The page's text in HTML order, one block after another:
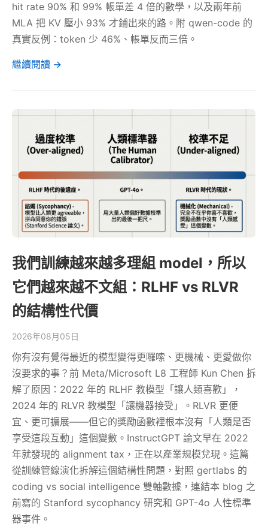
hit rate 90% 和 99% 帳單差 4 倍的數學，以及兩年前
MLA 把 KV 壓小 93% 才鋪出來的路。附 qwen-code 的
真實反例：token 少 46%、帳單反而三倍。
繼續閱讀 →
我們訓練越來越多理組 model，所以
它們越來越不文組：RLHF vs RLVR
的結構性代價
2026年08月05日
你有沒有覺得最近的模型變得更囉嗦、更機械、更愛做你
沒要求的事？前 Meta/Microsoft L8 工程師 Kun Chen 拆
解了原因：2022 年的 RLHF 教模型「讓人類喜歡」，
2024 年的 RLVR 教模型「讓機器接受」。RLVR 更便
宜、更可擴展——但它的獎勵函數裡根本沒有「人類是否
享受這段互動」這個變數。InstructGPT 論文早在 2022
年就發現的 alignment tax，正在以產業規模兌現。這篇
從訓練管線演化拆解這個結構性問題，對照 gertlabs 的
coding vs social intelligence 雙軸數據，連結本 blog 之
前寫的 Stanford sycophancy 研究和 GPT-4o 人性標準
器事件。